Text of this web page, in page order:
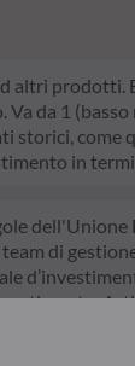
altri prodotti.
da 1
storici,
in
di
e affronta